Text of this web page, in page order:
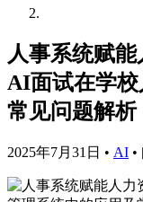
人事系统赋
AI面试在学
常见问题解析
2025年7月31日 • AI •